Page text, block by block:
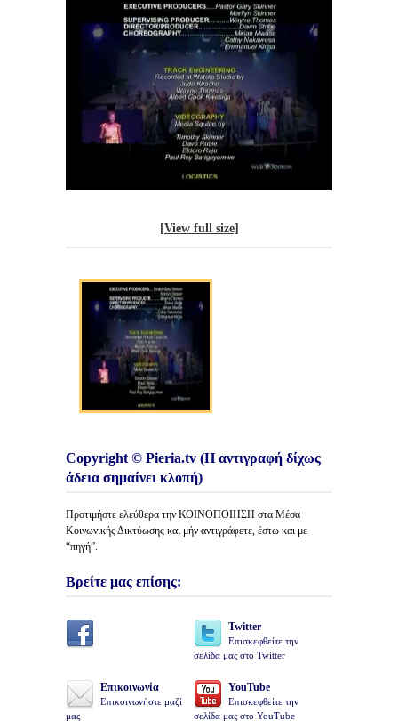
[View full size]
Copyright © Pieria.tv (Η αντιγραφή δίχως
άδεια σημαίνει κλοπή)
Προτιμήστε ελεύθερα την ΚΟΙΝΟΠΟΙΗΣΗ στα Μέσα
Κοινωνικής Δικτύωσης και μήν αντιγράφετε, έστω και με
“πηγή”.
Βρείτε μας επίσης:
Twitter
Επισκεφθείτε την
σελίδα μας στο Twitter
Επικοινωνία
Επικοινωνήστε μαζί
μας
YouTube
Επισκεφθείτε την
σελίδα μας στο YouTube